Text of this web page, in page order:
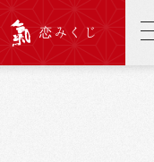
恋みくじ